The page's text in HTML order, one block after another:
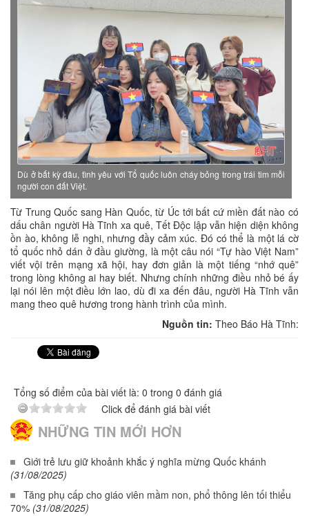
Dù ở bất kỳ đâu, tình yêu với Tổ quốc luôn cháy bỏng trong trái tim mỗi
người con đất Việt.
Từ Trung Quốc sang Hàn Quốc, từ Úc tới bất cứ miền đất nào có
dấu chân người Hà Tĩnh xa quê, Tết Độc lập vẫn hiện diện không
ồn ào, không lễ nghi, nhưng đầy cảm xúc. Đó có thể là một lá cờ
tổ quốc nhỏ dán ở đầu giường, là một câu nói “Tự hào Việt Nam”
viết vội trên mạng xã hội, hay đơn giản là một tiếng “nhớ quê”
trong lòng không ai hay biết. Nhưng chính những điều nhỏ bé ấy
lại nói lên một điều lớn lao, dù đi xa đến đâu, người Hà Tĩnh vẫn
mang theo quê hương trong hành trình của mình.
Nguồn tin: Theo Báo Hà Tĩnh:
Tổng số điểm của bài viết là: 0 trong 0 đánh giá
Click để đánh giá bài viết
NHỮNG TIN MỚI HƠN
Giới trẻ lưu giữ khoảnh khắc ý nghĩa mừng Quốc khánh
(31/08/2025)
Tăng phụ cấp cho giáo viên mầm non, phổ thông lên tối thiểu
70% (31/08/2025)